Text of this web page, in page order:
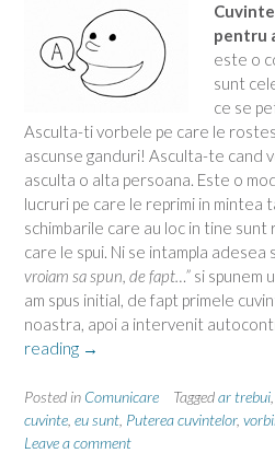
pentru
este o
sunt
ce se
Asculta-ti vorbele pe care le
ascunse ganduri! Asculta-te cand
asculta o alta persoana. Este o
lucruri pe care le reprimi in mintea
schimbarile care au loc in tine
care le spui. Ni se intampla adesea
vroiam sa spun, de fapt…” si spunem
am spus initial, de fapt primele
noastra, apoi a intervenit
reading “Devii
ce
spui”
→
Posted in Comunicare Taggedar trebui
cuvinte eu sunt Puterea cuvintelor,
Leave a comment